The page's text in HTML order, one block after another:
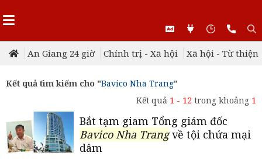
An Giang 24 giờ Chính trị - Xã hội Xã hội - Từ thiện
Kết quả tìm kiếm cho "Bavico Nha Trang"
Kết quả 1 - 12 trong khoảng 1
Bắt tạm giam Tổng giám đốc
Bavico Nha Trangvề tội chứa mại
dâm